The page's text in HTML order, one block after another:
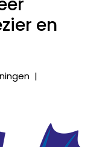
en
HZZian
met
Plezier
|